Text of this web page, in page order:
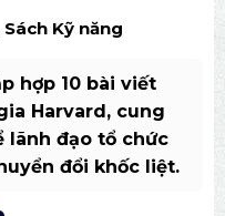
Sách Kỹ năng
hợp 10 bài viết
Harvard, cung
lãnh đạo tổ chức
đổi khốc liệt.